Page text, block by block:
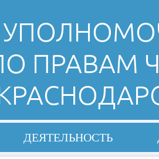
ПРАВАМ
ДЕЯТЕЛЬНОСТЬ